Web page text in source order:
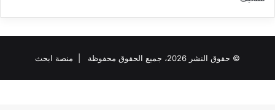
© حقوق النشر 2026، جميع الحقوق محفوظة | منصة ابحث